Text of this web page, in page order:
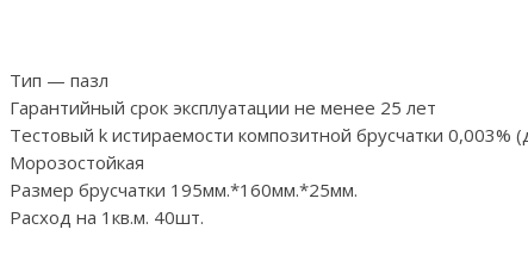
Тип — пазл
Гарантийный срок эксплуатации не менее 25 лет
Тестовый k истираемости композитной брусчатки 0,003%
Морозостойкая
Размер брусчатки 195мм.*160мм.*25мм.
Расход на 1кв.м. 40шт.